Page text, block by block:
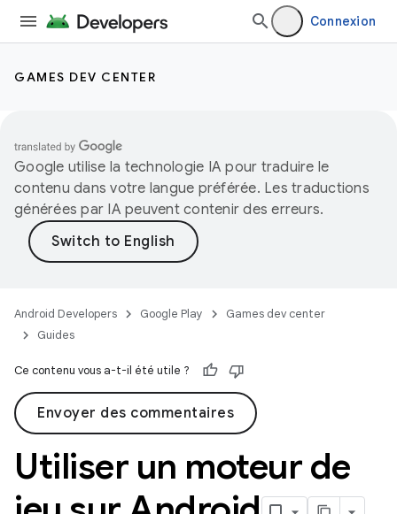
Connexion
GAMES DEV CENTER
Google utilise la technologie IA pour traduire le
contenu dans votre langue préférée. Les traductions
générées par IA peuvent contenir des erreurs.
Android Developers Google Play
Games dev center
Guides
Ce contenu vous a-t-il été utile ?
Envoyer des commentaires
Utiliser un moteur de